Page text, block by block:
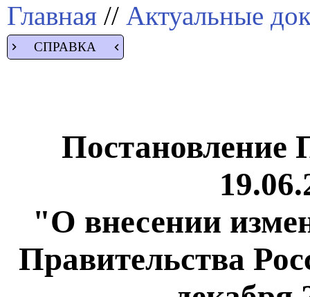
Главная // Актуальные
СПРАВКА
Постановление
"О внесении
Правительства